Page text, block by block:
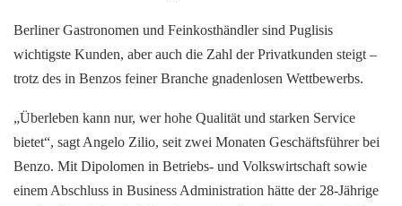
Berliner Gastronomen und Feinkosthändler sind Puglisis
wichtigste Kunden, aber auch die Zahl der Privatkunden steigt –
trotz des in Benzos feiner Branche gnadenlosen Wettbewerbs.
„Überleben kann nur, wer hohe Qualität und starken Service
bietet“, sagt Angelo Zilio, seit zwei Monaten Geschäftsführer bei
Benzo. Mit Dipolomen in Betriebs- und Volkswirtschaft sowie
einem Abschluss in Business Administration hätte der 28-Jährige